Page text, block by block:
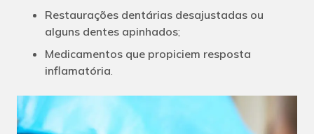
Restaurações dentárias desajustadas ou
alguns dentes apinhados;
Medicamentos que propiciem resposta
inflamatória.